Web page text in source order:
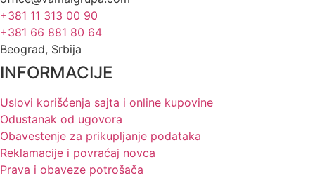
+381 11 313 00 90
+381 66 881 80 64
Beograd, Srbija
INFORMACIJE
Uslovi korišćenja sajta i online kupovine
Odustanak od ugovora
Obavestenje za prikupljanje podataka
Reklamacije i povraćaj novca
Prava i obaveze potrošača